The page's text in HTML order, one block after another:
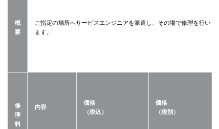
概
要
ご指定の場所へサービスエンジニアを派遣し、その場で修理を行い
ます。
修
理
料
内容
価格
（税込）
価格
（税別）